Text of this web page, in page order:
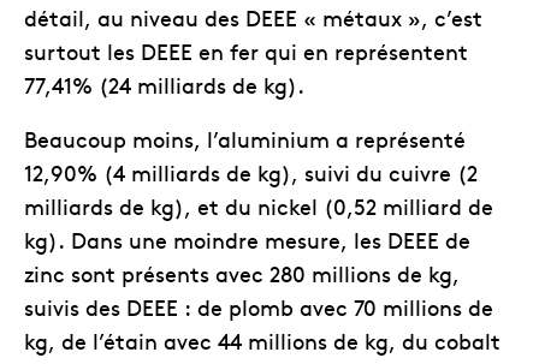
détail, au niveau des DEEE « métaux », c’est
surtout les DEEE en fer qui en représentent
77,41% (24 milliards de kg).
Beaucoup moins, l’aluminium a représenté
12,90% (4 milliards de kg), suivi du cuivre (2
milliards de kg), et du nickel (0,52 milliard de
kg). Dans une moindre mesure, les DEEE de
zinc sont présents avec 280 millions de kg,
suivis des DEEE : de plomb avec 70 millions de
kg, de l’étain avec 44 millions de kg, du cobalt